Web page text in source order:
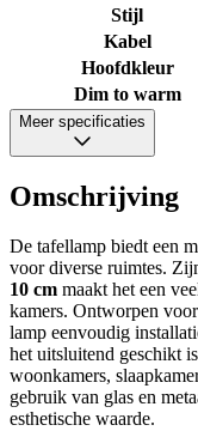
Stijl
Kabel
Hoofdkleur
Dim to warm
Meer specificaties
Omschrijving
De tafellamp biedt een
voor diverse ruimtes.
10 cm maakt het een
kamers. Ontworpen
lamp eenvoudig
het uitsluitend geschikt
woonkamers,
gebruik van glas en
esthetische waarde.